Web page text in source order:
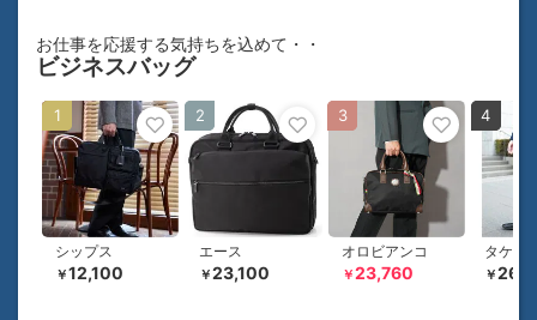
ビジネスバッグ
お仕事を応援する気持ちを込めて・・
シップス
￥12,100
1
エース
￥23,100
2
オロビアンコ
￥23,760
3
タケオ
￥
4